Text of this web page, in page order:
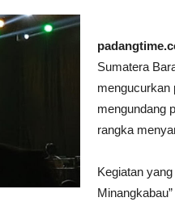
Sumatera
mengucurkan
mengundang
rangka
Kegiatan